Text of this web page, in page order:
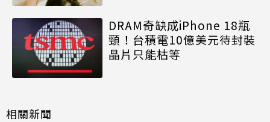
DRAM奇缺成iPhone 18瓶
頸！台積電10億美元待封裝
晶片只能枯等
相關新聞